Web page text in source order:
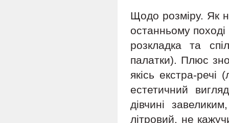
Щодо розміру. Як
останньому поході
розкладка та
палатки). Плюс
якісь екстра-
естетичний
дівчині
літровий, не